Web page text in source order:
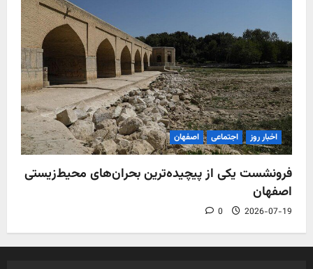
اخبار روز اجتماعی اصفهان
فرونشست یکی از پیچیده‌ترین بحران‌های محیط‌زیستی
اصفهان
2026-07-19
0